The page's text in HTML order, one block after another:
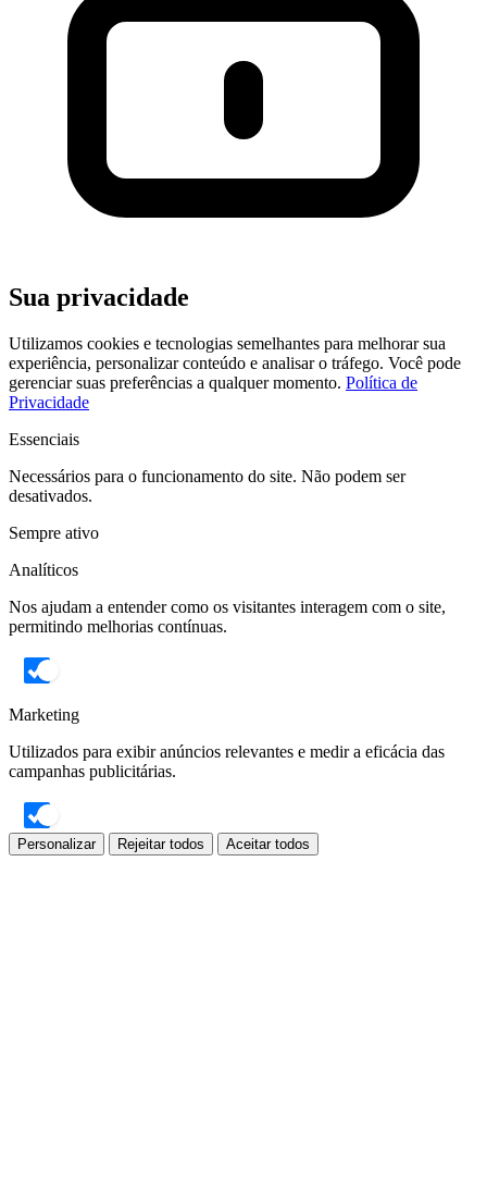
Sua privacidade
Utilizamos cookies e tecnologias semelhantes para melhorar sua
experiência, personalizar conteúdo e analisar o tráfego. Você pode
gerenciar suas preferências a qualquer momento. Política de
Privacidade
Essenciais
Necessários para o funcionamento do site. Não podem ser
desativados.
Sempre ativo
Analíticos
Nos ajudam a entender como os visitantes interagem com o site,
permitindo melhorias contínuas.
Marketing
Utilizados para exibir anúncios relevantes e medir a eficácia das
campanhas publicitárias.
Personalizar Rejeitar todos Aceitar todos